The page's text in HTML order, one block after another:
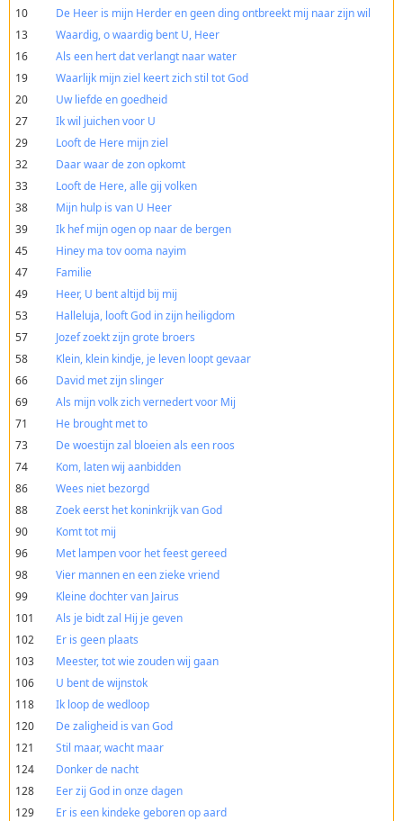
10
De Heer is mijn Herder en geen ding ontbreekt mij naar zijn wil
13
Waardig, o waardig bent U, Heer
16
Als een hert dat verlangt naar water
19
Waarlijk mijn ziel keert zich stil tot God
20
Uw liefde en goedheid
27
Ik wil juichen voor U
29
Looft de Here mijn ziel
32
Daar waar de zon opkomt
33
Looft de Here, alle gij volken
38
Mijn hulp is van U Heer
39
Ik hef mijn ogen op naar de bergen
45
Hiney ma tov ooma nayim
47
Familie
49
Heer, U bent altijd bij mij
53
Halleluja, looft God in zijn heiligdom
57
Jozef zoekt zijn grote broers
58
Klein, klein kindje, je leven loopt gevaar
66
David met zijn slinger
69
Als mijn volk zich vernedert voor Mij
71
He brought met to
73
De woestijn zal bloeien als een roos
74
Kom, laten wij aanbidden
86
Wees niet bezorgd
88
Zoek eerst het koninkrijk van God
90
Komt tot mij
96
Met lampen voor het feest gereed
98
Vier mannen en een zieke vriend
99
Kleine dochter van Jairus
101
Als je bidt zal Hij je geven
102
Er is geen plaats
103
Meester, tot wie zouden wij gaan
106
U bent de wijnstok
118
Ik loop de wedloop
120
De zaligheid is van God
121
Stil maar, wacht maar
124
Donker de nacht
128
Eer zij God in onze dagen
129
Er is een kindeke geboren op aard